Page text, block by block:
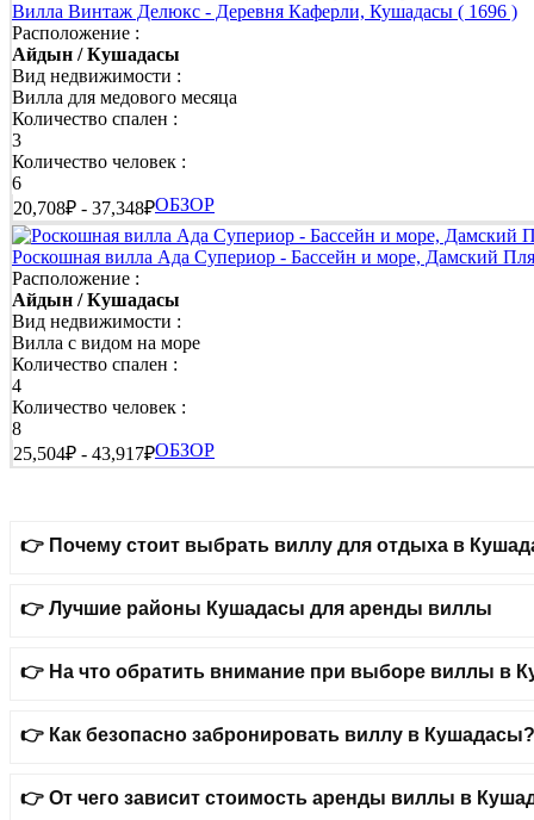
Вилла Винтаж Делюкс - Деревня Каферли, Кушадасы ( 1696 )
Расположение :
Айдын / Кушадасы
Вид недвижимости :
Вилла для медового месяца
Количество спален :
3
Количество человек :
6
20,708₽ - 37,348₽ОБЗОР
Роскошная вилла Ада Супериор - Бассейн и море, Дамский
Расположение :
Айдын / Кушадасы
Вид недвижимости :
Вилла с видом на море
Количество спален :
4
Количество человек :
8
25,504₽ - 43,917₽ОБЗОР
👉 Почему стоит выбрать виллу для отдыха в
👉 Лучшие районы Кушадасы для аренды виллы
👉 На что обратить внимание при выборе виллы в
👉 Как безопасно забронировать виллу в Кушадасы?
👉 От чего зависит стоимость аренды виллы в